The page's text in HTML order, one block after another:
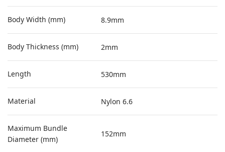
Body Width (mm) 8.9mm
Body Thickness (mm) 2mm
Length 530mm
Material Nylon 6.6
Maximum Bundle
Diameter (mm)
152mm